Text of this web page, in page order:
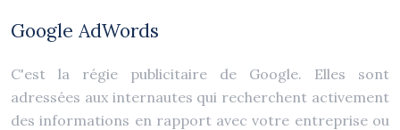
Google AdWords
C'est la régie publicitaire de Google. Elles sont
adressées aux internautes qui recherchent activement
des informations en rapport avec votre entreprise ou